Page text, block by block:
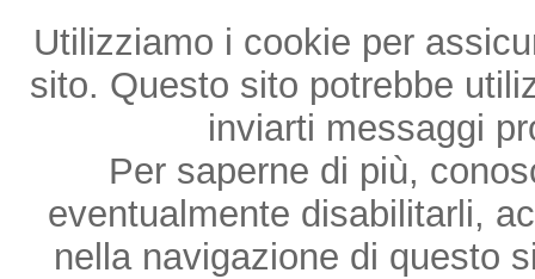
Utilizziamo i cookie per
sito. Questo sito potrebbe
inviarti messaggi
Per saperne di più,
eventualmente disabilitarli,
nella navigazione di questo